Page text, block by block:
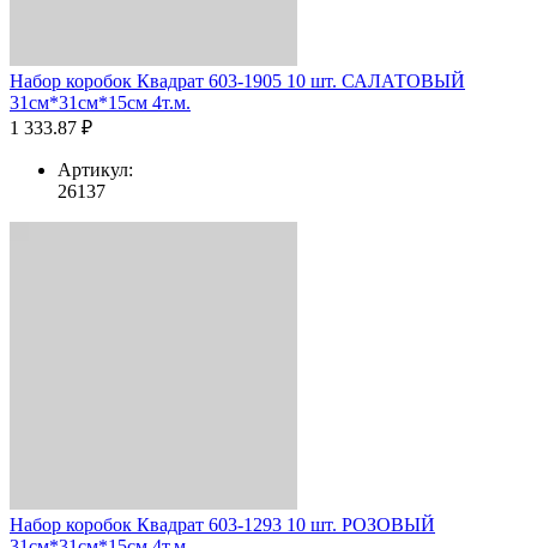
Набор коробок Квадрат 603-1905 10 шт. САЛАТОВЫЙ
31см*31см*15см 4т.м.
1 333.87 ₽
Артикул:
26137
Набор коробок Квадрат 603-1293 10 шт. РОЗОВЫЙ